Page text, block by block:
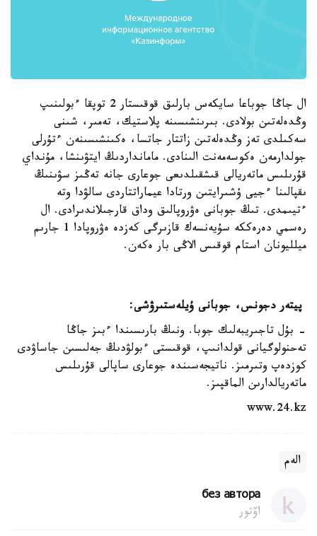
ال جاڭا جوباعا سايكەس بارلىق قوقىستار 2 توپقا ءبولىنىپ
وڭدەلەتىن بولادى. بىرىنشىسىنە پلاستيك، تەمىر، شىنى
سەكىلدى تەز وڭدەلەتىن زاتتار جاتسا، ەكىنشىسىنەن ءتۇرلى
جولدارمەن ەكوسەمەنت الىنادى. مامانداردىڭ ايتۋىنشا، مۇنداي
قۇرىلىس ماتەريالى قىشقىلدىعى جوعارى جانە تەڭىز سۋىنىڭ
ىقپالىنا ءجيى ۇشىرايتىن ورتادا عيماراتتاردى سالۋدا وتە
ءتيىمدى. تىڭ جوبانى ەۋروپالىق وداق قارجىلاندىرادى. ال
رەسمي دەرەككە سۇيەنسەك قازىرگى كەزدە ەۋروپادا 1 جارىم
ميلليونان استام قوقىس الاڭى بار ەكەن.
پيتەر دجونس، جوبانى ۇيلەستىرۋشى:
- بۇل تاجىريبەلىك جوبا. ونىڭ بارىسىندا ءبىز جاڭا
تەحنولوگيانى قولدانىپ، قوقىستى ءبولۋدىڭ جەلىسىن جاساۋدى
كوزدەپ وتىرمىز. ناتيجەسىندە جوعارى ساپالى قۇرىلىس
ماتەريالدارىن الماقپىز.
www.24.kz
الەم
без автора
اۆتور